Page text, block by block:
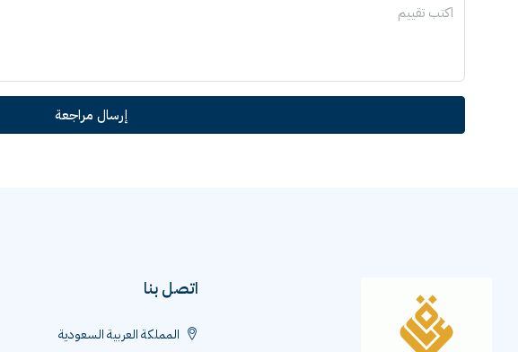
إرسال مراجعة
اتصل بنا
المملكة العربية السعودية